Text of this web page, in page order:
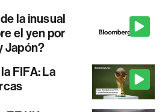
la inusual
el yen por
Japón?
FIFA: La